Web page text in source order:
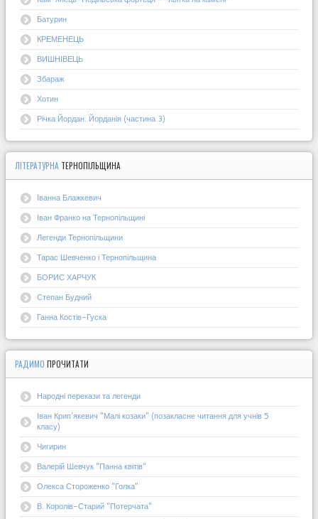
Батурин
КРЕМЕНЕЦЬ
ВИШНІВЕЦЬ
Збараж
Хотин
Річка Йордан. Йорданія (частина 3)
ЛІТЕРАТУРНА ТЕРНОПІЛЬЩИНА
Іванна Блажкевич
Іван Франко на Тернопільщині
Легенди Тернопільщини
Тарас Шевченко і Тернопільщина
БОРИС ХАРЧУК
Степан Будний
Ганна Костів-Гуска
РАДИМО ПРОЧИТАТИ
Народні перекази та легенди
Іван Крип'якевич "Малі козаки" (позакласне читання для учнів 5
класу)
Чигирин
Валерій Шевчук "Панна квітів"
Олекса Стороженко "Голка"
В. Королів-Старий "Потерчата"